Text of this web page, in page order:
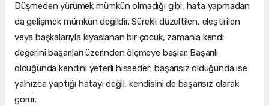
Düşmeden yürümek mümkün olmadığı gibi, hata yapmadan
da gelişmek mümkün değildir. Sürekli düzeltilen, eleştirilen
veya başkalarıyla kıyaslanan bir çocuk, zamanla kendi
değerini başarıları üzerinden ölçmeye başlar. Başarılı
olduğunda kendini yeterli hisseder; başarısız olduğunda ise
yalnızca yaptığı hatayı değil, kendisini de başarısız olarak
görür.